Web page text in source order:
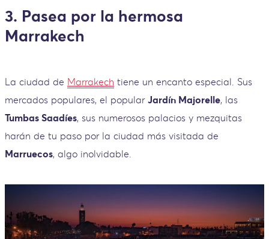
3. Pasea por la hermosa
Marrakech
La ciudad de Marrakech tiene un encanto especial. Sus
mercados populares, el popular Jardín Majorelle, las
Tumbas Saadíes, sus numerosos palacios y mezquitas
harán de tu paso por la ciudad más visitada de
Marruecos, algo inolvidable.